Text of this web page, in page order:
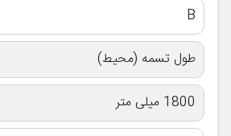
B
طول تسمه (محیط)
1800 میلی متر